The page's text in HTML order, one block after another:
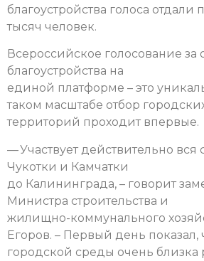
благоустройства голоса отдали
тысяч человек.
Всероссийское голосование за
благоустройства на
единой платформе – это
таком масштабе отбор
территорий проходит впервые.
— Участвует действительно вся
Чукотки и Камчатки
до Калининграда, – говорит
Министра строительства и
жилищно-коммунального
Егоров. – Первый день показал,
городской среды очень близка